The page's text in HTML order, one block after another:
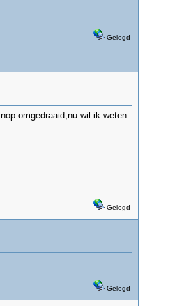
Gelogd
omgedraaid,nu wil ik weten
Gelogd
Gelogd